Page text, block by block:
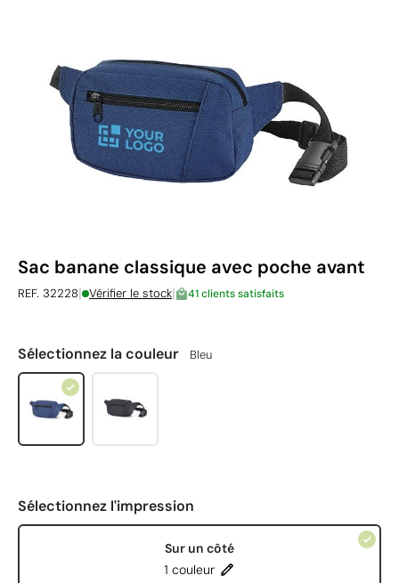
Sac banane classique avec poche avant
REF. 32228| Vérifier le stock| 41 clients satisfaits
Sélectionnez la couleur Bleu
Sélectionnez l'impression
Sur un côté
1 couleur